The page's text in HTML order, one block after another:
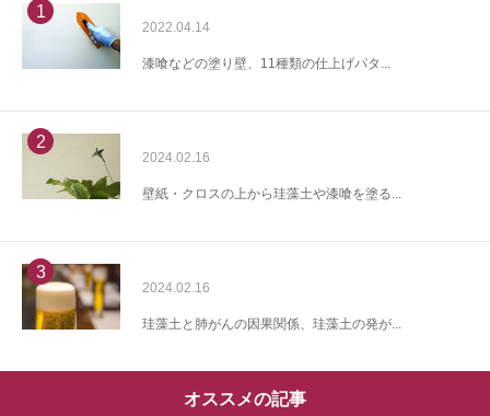
1
2022.04.14
漆喰などの塗り壁、11種類の仕上げパタ...
2
2024.02.16
壁紙・クロスの上から珪藻土や漆喰を塗る...
3
2024.02.16
珪藻土と肺がんの因果関係、珪藻土の発が...
オススメの記事